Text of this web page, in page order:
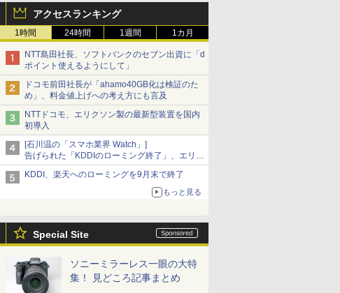
アクセスランキング
1時間 24時間 1週間 1カ月
NTT島田社長、ソフトバンクのセブン出資に「d
ポイント使えるようにして」
ドコモ前田社長が「ahamo40GB化は検証のた
め」、料金値上げへの考え方にも言及
NTTドコモ、エリクソン製の最新型装置を国内
初導入
[石川温の「スマホ業界 Watch」]
告げられた「KDDIのローミング終了」、エリア
マップの落とし穴と楽天モバイルの課題
KDDI、楽天へのローミングを9月末で終了
もっと見る
Special Site
ソニーミラーレス一眼の大特
集！ 見どころ記事まとめ